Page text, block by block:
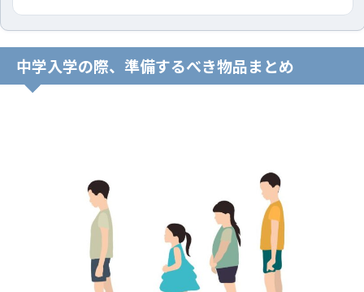
中学入学の際、準備するべき物品まとめ